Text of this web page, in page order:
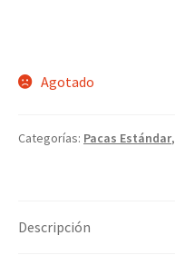
Agotado
Categorías: Pacas Estándar,
Descripción